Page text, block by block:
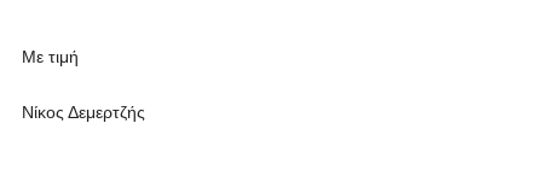
Με τιμή
Νίκος Δεμερτζής